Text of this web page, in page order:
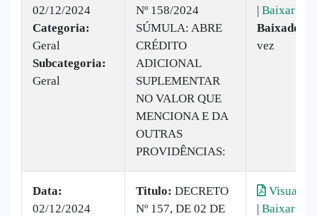
02/12/2024
Categoria:
Geral
Subcategoria:
Geral
Nº 158/2024
SÚMULA: ABRE
CRÉDITO
ADICIONAL
SUPLEMENTAR
NO VALOR QUE
MENCIONA E DA
OUTRAS
PROVIDÊNCIAS:
| Baixar
Baixado:
vez
Data:
02/12/2024
Titulo: DECRETO
Nº 157, DE 02 DE
| Baixar